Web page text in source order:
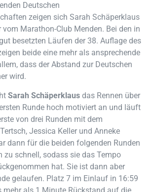
Deutschen
zeigen sich Sarah Schäperklaus
vom Marathon-Club Menden. Bei den in
besetzten Läufen der 38. Auflage des
beide eine mehr als ansprechende
dass der Abstand zur Deutschen
wird.
Sarah Schäperklaus das Rennen über
Runde hoch motiviert an und läuft
von drei Runden mit dem
Jessica Keller und Anneke
dann für die beiden folgenden Runden
zu schnell, sodass sie das Tempo
hat. Sie ist dann aber
gelaufen. Platz 7 im Einlauf in 16:59